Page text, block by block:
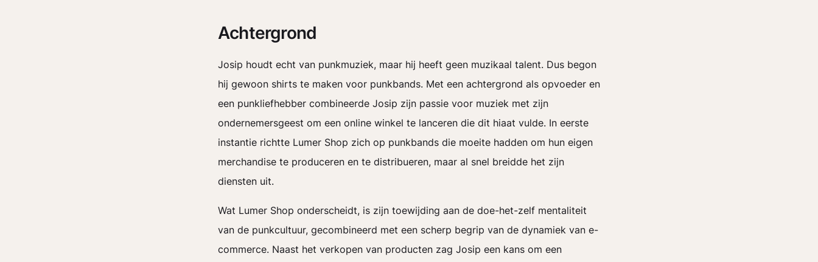
Achtergrond
Josip houdt echt van punkmuziek, maar hij heeft geen muzikaal talent. Dus begon
hij gewoon shirts te maken voor punkbands. Met een achtergrond als opvoeder en
een punkliefhebber combineerde Josip zijn passie voor muziek met zijn
ondernemersgeest om een online winkel te lanceren die dit hiaat vulde. In eerste
instantie richtte Lumer Shop zich op punkbands die moeite hadden om hun eigen
merchandise te produceren en te distribueren, maar al snel breidde het zijn
diensten uit.
Wat Lumer Shop onderscheidt, is zijn toewijding aan de doe-het-zelf mentaliteit
van de punkcultuur, gecombineerd met een scherp begrip van de dynamiek van e-
commerce. Naast het verkopen van producten zag Josip een kans om een